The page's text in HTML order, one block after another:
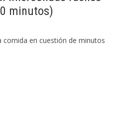
minutos)
comida en cuestión de minutos